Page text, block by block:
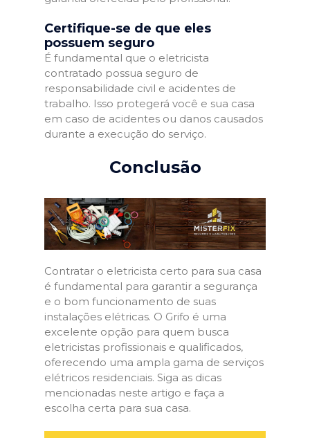
Certifique-se de que eles
possuem seguro
É fundamental que o eletricista
contratado possua seguro de
responsabilidade civil e acidentes de
trabalho. Isso protegerá você e sua casa
em caso de acidentes ou danos causados
durante a execução do serviço.
Conclusão
Contratar o eletricista certo para sua casa
é fundamental para garantir a segurança
e o bom funcionamento de suas
instalações elétricas. O Grifo é uma
excelente opção para quem busca
eletricistas profissionais e qualificados,
oferecendo uma ampla gama de serviços
elétricos residenciais. Siga as dicas
mencionadas neste artigo e faça a
escolha certa para sua casa.